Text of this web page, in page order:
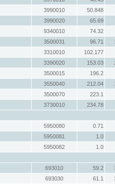
3990010
50.848
3990020
65.69
9340010
74.32
3500031 96.71
3310010
102.177
3390020 153.03
3500015
196.2
3550040 212.04
3500070
223.1
3730010
234.78
5950080
0.71
5950081
1.0
5950082
1.0
693010 59.2
693030 61.1